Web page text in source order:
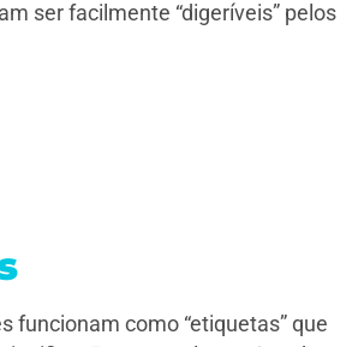
ser facilmente “digeríveis” pelos
funcionam como “etiquetas” que